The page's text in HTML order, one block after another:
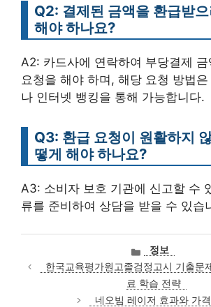
Q2: 결제된 금액을 환급받
해야 하나요?
A2: 카드사에 연락하여 부당결제
요청을 해야 하며, 해당 요청 방법
나 인터넷 뱅킹을 통해 가능합니다.
Q3: 환급 요청이 원활하지
떻게 해야 하나요?
A3: 소비자 보호 기관에 신고할 수
류를 준비하여 상담을 받을 수 있습
카
테
고
리
정보
한국교육평가원고졸검정고시 기출문
료 학습 전략
네오빔 레이저 효과와 가